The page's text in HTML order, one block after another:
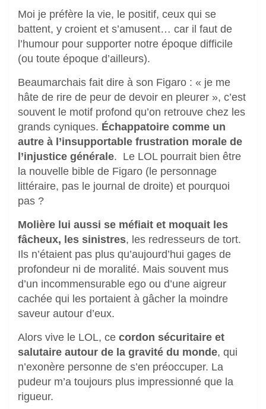
Moi je préfère la vie, le positif, ceux qui se
battent, y croient et s’amusent… car il faut de
l’humour pour supporter notre époque difficile
(ou toute époque d’ailleurs).
Beaumarchais fait dire à son Figaro : « je me
hâte de rire de peur de devoir en pleurer », c’est
souvent le motif profond qu’on retrouve chez les
grands cyniques. Échappatoire comme un
autre à l’insupportable frustration morale de
l’injustice générale. Le LOL pourrait bien être
la nouvelle bible de Figaro (le personnage
littéraire, pas le journal de droite) et pourquoi
pas ?
Molière lui aussi se méfiait et moquait les
fâcheux, les sinistres, les redresseurs de tort.
Ils n’étaient pas plus qu’aujourd’hui gages de
profondeur ni de moralité. Mais souvent mus
d’un incommensurable ego ou d’une aigreur
cachée qui les portaient à gâcher la moindre
saveur autour d’eux.
Alors vive le LOL, ce cordon sécuritaire et
salutaire autour de la gravité du monde, qui
n’exonère personne de s’en préoccuper. La
pudeur m’a toujours plus impressionné que la
rigueur.